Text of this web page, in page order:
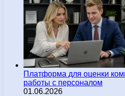
Платформа для оценки
работы с персоналом
01.06.2026